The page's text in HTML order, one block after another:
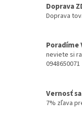
Doprava
Doprava
Poradíme
neviete si
0948650071
Vernosť
7% zľava